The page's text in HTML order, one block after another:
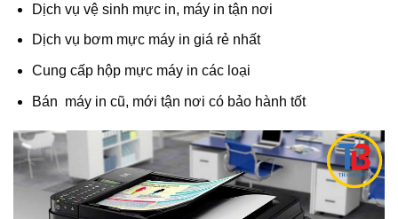
Dịch vụ vệ sinh mực in, máy in tận nơi
Dịch vụ bơm mực máy in giá rẻ nhất
Cung cấp hộp mực máy in các loại
Bán máy in cũ, mới tận nơi có bảo hành tốt